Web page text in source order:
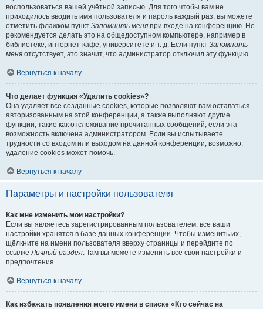
воспользоваться вашей учётной записью. Для того чтобы вам не
приходилось вводить имя пользователя и пароль каждый раз, вы можете
отметить флажком пункт Запомнить меня при входе на конференцию. Не
рекомендуется делать это на общедоступном компьютере, например в
библиотеке, интернет-кафе, университете и т. д. Если пункт Запомнить
меня отсутствует, это значит, что администратор отключил эту функцию.
Вернуться к началу
Что делает функция «Удалить cookies»?
Она удаляет все созданные cookies, которые позволяют вам оставаться
авторизованным на этой конференции, а также выполняют другие
функции, такие как отслеживание прочитанных сообщений, если эта
возможность включена администратором. Если вы испытываете
трудности со входом или выходом на данной конференции, возможно,
удаление cookies может помочь.
Вернуться к началу
Параметры и настройки пользователя
Как мне изменить мои настройки?
Если вы являетесь зарегистрированным пользователем, все ваши
настройки хранятся в базе данных конференции. Чтобы изменить их,
щёлкните на имени пользователя вверху страницы и перейдите по
ссылкеЛичный раздел. Там вы можете изменить все свои настройки и
предпочтения.
Вернуться к началу
Как избежать появления моего имени в списке «Кто сейчас на